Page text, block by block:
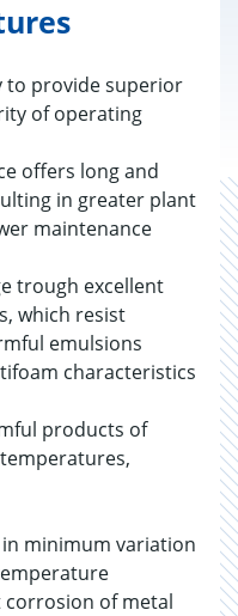
to provide superior
of operating
offers long and
in greater plant
maintenance
trough excellent
which resist
emulsions
characteristics
products of
minimum variation
corrosion of metal